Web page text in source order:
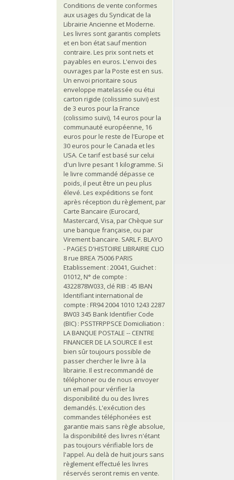
Conditions de vente conformes
aux usages du Syndicat de la
Librairie Ancienne et Moderne.
Les livres sont garantis complets
et en bon état sauf mention
contraire. Les prix sont nets et
payables en euros. L'envoi des
ouvrages par la Poste est en sus.
Un envoi prioritaire sous
enveloppe matelassée ou étui
carton rigide (colissimo suivi) est
de 3 euros pour la France
(colissimo suivi), 14 euros pour la
communauté européenne, 16
euros pour le reste de l'Europe et
30 euros pour le Canada et les
USA. Ce tarif est basé sur celui
d'un livre pesant 1 kilogramme. Si
le livre commandé dépasse ce
poids, il peut être un peu plus
élevé. Les expéditions se font
après réception du règlement, par
Carte Bancaire (Eurocard,
Mastercard, Visa, par Chèque sur
une banque française, ou par
Virement bancaire. SARL F. BLAYO
- PAGES D'HISTOIRE LIBRAIRIE CLIO
8 rue BREA 75006 PARIS
Etablissement : 20041, Guichet :
01012, N° de compte :
4322878W033, clé RIB : 45 IBAN
Identifiant international de
compte : FR94 2004 1010 1243 2287
8W03 345 Bank Identifier Code
(BIC) : PSSTFRPPSCE Domiciliation :
LA BANQUE POSTALE -- CENTRE
FINANCIER DE LA SOURCE Il est
bien sûr toujours possible de
passer chercher le livre à la
librairie. Il est recommandé de
téléphoner ou de nous envoyer
un email pour vérifier la
disponibilité du ou des livres
demandés. L'exécution des
commandes téléphonées est
garantie mais sans règle absolue,
la disponibilité des livres n'étant
pas toujours vérifiable lors de
l'appel. Au delà de huit jours sans
règlement effectué les livres
réservés seront remis en vente.